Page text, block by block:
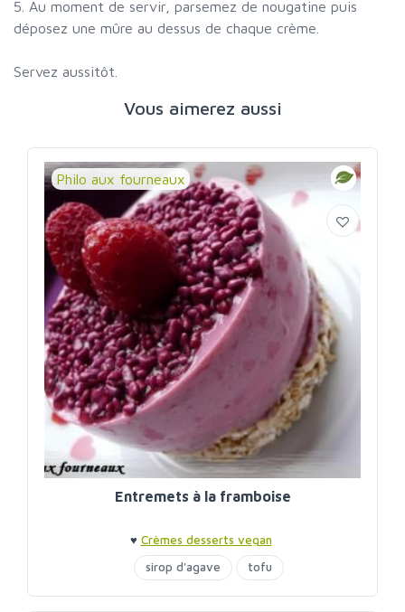
5. Au moment de servir, parsemez de nougatine puis
déposez une mûre au dessus de chaque crème.
Servez aussitôt.
Vous aimerez aussi
Philo aux fourneaux
Entremets à la framboise
♥ Crèmes desserts vegan
sirop d'agave
tofu